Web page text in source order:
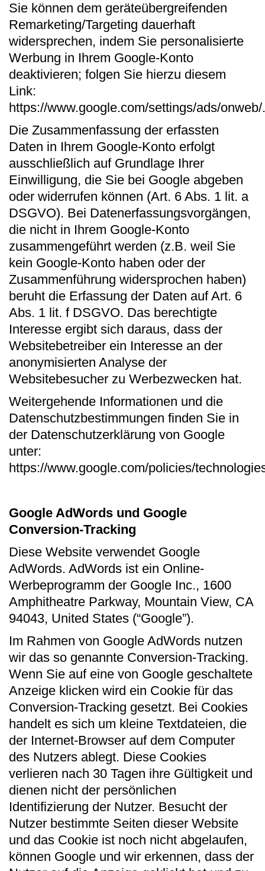
Sie können dem geräteübergreifenden
Remarketing/Targeting dauerhaft
widersprechen, indem Sie personalisierte
Werbung in Ihrem Google-Konto
deaktivieren; folgen Sie hierzu diesem
Link:
https://www.google.com/settings/ads/onweb/.
Die Zusammenfassung der erfassten
Daten in Ihrem Google-Konto erfolgt
ausschließlich auf Grundlage Ihrer
Einwilligung, die Sie bei Google abgeben
oder widerrufen können (Art. 6 Abs. 1 lit. a
DSGVO). Bei Datenerfassungsvorgängen,
die nicht in Ihrem Google-Konto
zusammengeführt werden (z.B. weil Sie
kein Google-Konto haben oder der
Zusammenführung widersprochen haben)
beruht die Erfassung der Daten auf Art. 6
Abs. 1 lit. f DSGVO. Das berechtigte
Interesse ergibt sich daraus, dass der
Websitebetreiber ein Interesse an der
anonymisierten Analyse der
Websitebesucher zu Werbezwecken hat.
Weitergehende Informationen und die
Datenschutzbestimmungen finden Sie in
der Datenschutzerklärung von Google
unter:
https://www.google.com/policies/
Google AdWords und Google
Conversion-Tracking
Diese Website verwendet Google
AdWords. AdWords ist ein Online-
Werbeprogramm der Google Inc., 1600
Amphitheatre Parkway, Mountain View, CA
94043, United States (“Google”).
Im Rahmen von Google AdWords nutzen
wir das so genannte Conversion-Tracking.
Wenn Sie auf eine von Google geschaltete
Anzeige klicken wird ein Cookie für das
Conversion-Tracking gesetzt. Bei Cookies
handelt es sich um kleine Textdateien, die
der Internet-Browser auf dem Computer
des Nutzers ablegt. Diese Cookies
verlieren nach 30 Tagen ihre Gültigkeit und
dienen nicht der persönlichen
Identifizierung der Nutzer. Besucht der
Nutzer bestimmte Seiten dieser Website
und das Cookie ist noch nicht abgelaufen,
können Google und wir erkennen, dass der